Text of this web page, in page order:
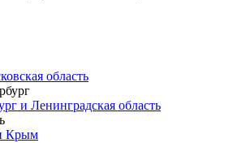
область
и Ленинградская область
Крым